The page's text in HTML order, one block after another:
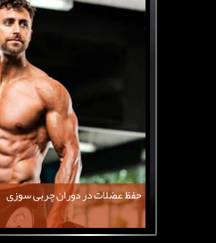
حفظ عضلات در دوران چربی سوزی
سرگی کنستانس چگونه بر روی
روش های افزایش پیک بازو
فارماتون چیست؟
کلن بوترول Clenbuterol
CJC1295 | سی جی سی 1295
11 توصیه برای کاهش اشتها
معرفی یک برنامه غذایی جامع
چربی سوزی با چای سبز
بیوگرافی علی تبریزی